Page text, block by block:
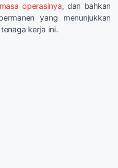
operasinya, dan bahkan
yang menunjukkan
kerja ini.